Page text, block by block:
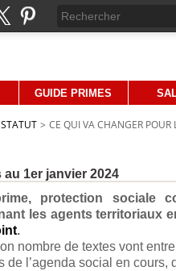
GUIDE PRIMES
STATUT > CE QUI VA CHANGER POUR
1er janvier 2024
protection sociale
les agents territoriaux
.
nombre de textes vont
de l’agenda social en cours,